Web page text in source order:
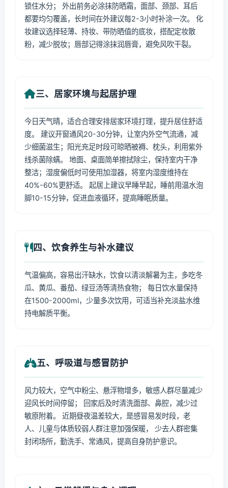
锁住水分； 外出前务必涂抹防晒霜，面部、颈部、耳后
都要均匀覆盖，长时间在外建议每2-3小时补涂一次。 化
妆建议选择轻薄、持妆、带防晒值的底妆，搭配定妆散
粉，减少脱妆；唇部记得涂抹润唇膏，避免风吹干裂。
三、居家环境与起居护理
今日天气晴，适合合理安排居家环境打理，提升居住舒适
度。 建议开窗通风20-30分钟，让室内外空气流通，减
少细菌滋生；阳光充足时段可晾晒被褥、枕头，利用紫外
线杀菌除螨。 地面、桌面简单擦拭除尘，保持室内干净
整洁；湿度偏低时可使用加湿器，将室内湿度维持在
40%-60%更舒适。 起居上建议早睡早起，睡前用温水泡
脚10-15分钟，促进血液循环，提高睡眠质量。
四、饮食养生与补水建议
气温偏高，容易出汗缺水，饮食以清淡解暑为主，多吃冬
瓜、黄瓜、番茄、绿豆汤等清热食物； 每日饮水量保持
在1500-2000ml，少量多次饮用，可适当补充淡盐水维
持电解质平衡。
五、呼吸道与感冒防护
风力较大，空气中粉尘、悬浮物增多，敏感人群尽量减少
迎风长时间停留； 回家后及时清洗面部、鼻腔，减少过
敏原附着。 近期昼夜温差较大，是感冒易发时段，老
人、儿童与体质较弱人群注意加强保暖， 少去人群密集
封闭场所，勤洗手、常通风，提高自身防护意识。